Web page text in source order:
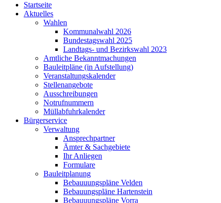
Startseite
Aktuelles
Wahlen
Kommunalwahl 2026
Bundestagswahl 2025
Landtags- und Bezirkswahl 2023
Amtliche Bekanntmachungen
Bauleitpläne (in Aufstellung)
Veranstaltungskalender
Stellenangebote
Ausschreibungen
Notrufnummern
Müllabfuhrkalender
Bürgerservice
Verwaltung
Ansprechpartner
Ämter & Sachgebiete
Ihr Anliegen
Formulare
Bauleitplanung
Bebauuungspläne Velden
Bebauungspläne Hartenstein
Bebauuungspläne Vorra